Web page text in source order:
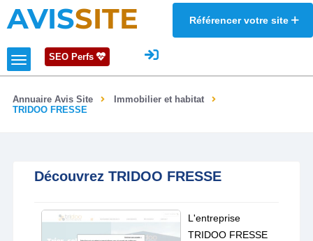
AVISSITE Référencer votre site
SEO Perfs
Annuaire Avis Site
Immobilier et habitat
TRIDOO FRESSE
Découvrez TRIDOO FRESSE
L'entreprise
TRIDOO FRESSE